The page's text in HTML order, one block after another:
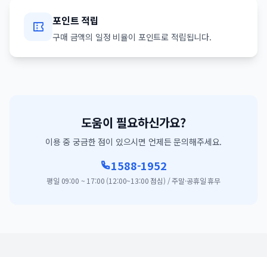
포인트 적립
구매 금액의 일정 비율이 포인트로 적립됩니다.
도움이 필요하신가요?
이용 중 궁금한 점이 있으시면 언제든 문의해주세요.
1588-1952
평일 09:00 ~ 17:00 (12:00~13:00 점심) / 주말·공휴일 휴무